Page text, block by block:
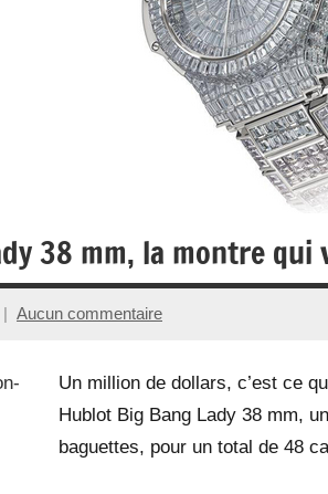
38 mm, la montre
Aucun commentaire
Un million de dollars, c’est ce
Hublot Big Bang Lady 38 mm,
baguettes, pour un total de 48